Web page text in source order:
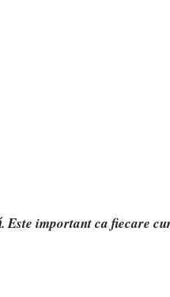
important ca fiecare